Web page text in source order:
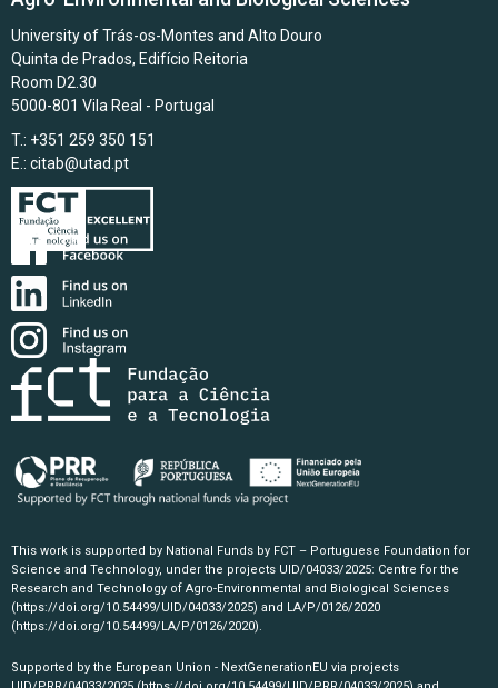
University of Trás-os-Montes and Alto Douro
Quinta de Prados, Edifício Reitoria
Room D2.30
5000-801 Vila Real - Portugal
T.: +351 259 350 151
E.: citab@utad.pt
This work is supported by National Funds by FCT – Portuguese Foundation for
Science and Technology, under the projects UID/04033/2025: Centre for the
Research and Technology of Agro-Environmental and Biological Sciences
(https://doi.org/10.54499/UID/04033/2025) and LA/P/0126/2020
(https://doi.org/10.54499/LA/P/0126/2020).
Supported by the European Union - NextGenerationEU via projects